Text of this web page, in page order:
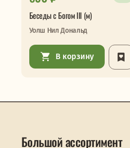
Беседы с Богом III (м)
Уолш Нил Дональд
В корзину
Большой ассортимент